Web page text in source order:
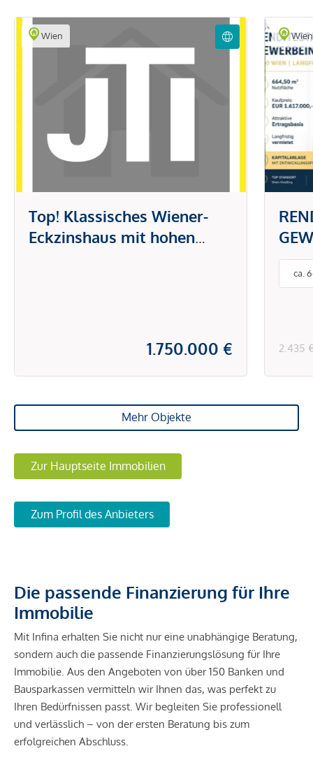
Wien
Top! Klassisches Wiener-
Eckzinshaus mit hohen
1.750.000 €
Wien
ca.
2.435
Mehr Objekte
Zur Hauptseite Immobilien
Zum Profil des Anbieters
Die passende Finanzierung für Ihre
Immobilie
Mit Infina erhalten Sie nicht nur eine unabhängige Beratung,
sondern auch die passende Finanzierungslösung für Ihre
Immobilie. Aus den Angeboten von über 150 Banken und
Bausparkassen vermitteln wir Ihnen das, was perfekt zu
Ihren Bedürfnissen passt. Wir begleiten Sie professionell
und verlässlich – von der ersten Beratung bis zum
erfolgreichen Abschluss.